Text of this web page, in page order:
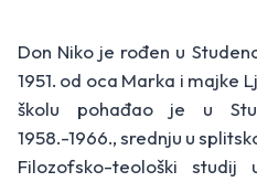
Don Niko je rođen u
1951. od oca Marka i majke
školu pohađao je u
1958.-1966., srednju u
Filozofsko-teološki studij